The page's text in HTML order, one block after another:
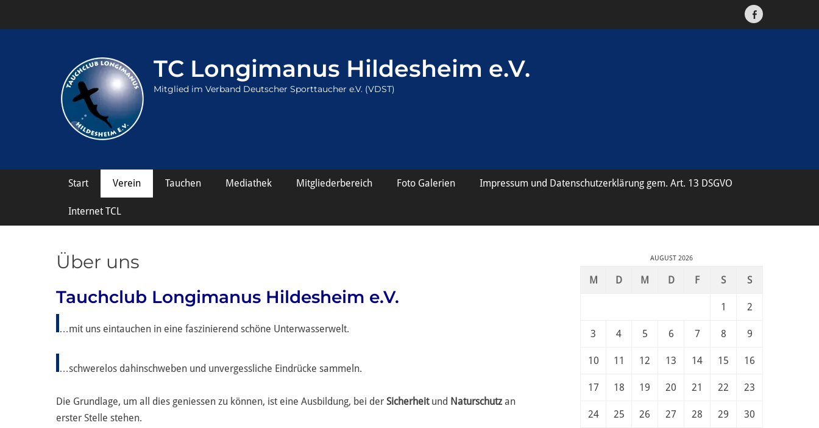
Facebook
TC Longimanus Hildesheim e.V.
Mitglied im Verband Deutscher Sporttaucher e.V. (VDST)
Hauptmenü
Weiter
Inhalt
Start Verein Tauchen Mediathek Mitgliederbereich Foto Galerien Impressum und Datenschutzerklärung gem. Art. 13 DSGVO
Internet TCL
Über uns
Tauchclub Longimanus Hildesheim e.V.
…mit uns eintauchen in eine faszinierend schöne Unterwasserwelt.
…schwerelos dahinschweben und unvergessliche Eindrücke sammeln.
Die Grundlage, um all dies geniessen zu können, ist eine Ausbildung, bei der Sicherheitund Naturschutz an
erster Stelle stehen.
AUGUST 2026
M D M D F S S
1 2
3 4 5 6 7 8 9
10 11 12 13 14 15 16
17 18 19 20 21 22 23
24 25 26 27 28 29 30